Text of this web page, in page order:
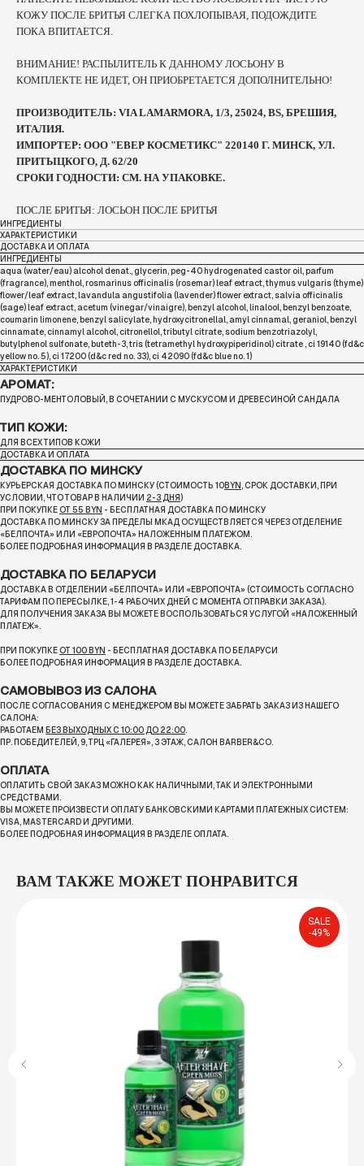
КОЖУ ПОСЛЕ БРИТЬЯ СЛЕГКА ПОХЛОПЫВАЯ, ПОДОЖДИТЕ
ПОКА ВПИТАЕТСЯ.
ВНИМАНИЕ! РАСПЫЛИТЕЛЬ К ДАННОМУ ЛОСЬОНУ В
КОМПЛЕКТЕ НЕ ИДЕТ, ОН ПРИОБРЕТАЕТСЯ ДОПОЛНИТЕЛЬНО!
ПРОИЗВОДИТЕЛЬ: VIA LAMARMORA, 1/3, 25024, BS, БРЕШИЯ,
ИТАЛИЯ.
ИМПОРТЕР: ООО "ЕВЕР КОСМЕТИКС" 220140 Г. МИНСК, УЛ.
ПРИТЫЦКОГО, Д. 62/20
СРОКИ ГОДНОСТИ: СМ. НА УПАКОВКЕ.
ПОСЛЕ БРИТЬЯ: ЛОСЬОН ПОСЛЕ БРИТЬЯ
ИНГРЕДИЕНТЫ
ХАРАКТЕРИСТИКИ
ДОСТАВКА И ОПЛАТА
ИНГРЕДИЕНТЫ
aqua (water/eau) alcohol denat., glycerin, peg-40 hydrogenated castor oil, parfum
(fragrance), menthol, rosmarinus officinalis (rosemar) leaf extract, thymus vulgaris (thyme)
flower/leaf extract, lavandula angustifolia (lavender) flower extract, salvia officinalis
(sage) leaf extract, acetum (vinegar/vinaigre), benzyl alcohol, linalool, benzyl benzoate,
coumarin limonene, benzyl salicylate, hydroxycitronellal, amyl cinnamal, geraniol, benzyl
cinnamate, cinnamyl alcohol, citronellol, tributyl citrate, sodium benzotriazolyl,
butylphenol sulfonate, buteth-3, tris (tetramethyl hydroxypiperidinol) citrate , ci 19140 (fd&c
yellow no. 5), ci 17200 (d&c red no. 33), ci 42090 (fd&c blue no. 1)
ХАРАКТЕРИСТИКИ
АРОМАТ:
ПУДРОВО-МЕНТОЛОВЫЙ, В СОЧЕТАНИИ С МУСКУСОМ И ДРЕВЕСИНОЙ САНДАЛА
ТИП КОЖИ:
ДЛЯ ВСЕХ ТИПОВ КОЖИ
ДОСТАВКА И ОПЛАТА
ДОСТАВКА ПО МИНСКУ
КУРЬЕРСКАЯ ДОСТАВКА ПО МИНСКУ (СТОИМОСТЬ 10BYN, СРОК ДОСТАВКИ, ПРИ
УСЛОВИИ, ЧТО ТОВАР В НАЛИЧИИ 2-3 ДНЯ )
ПРИ ПОКУПКЕ ОТ 55 BYN - БЕСПЛАТНАЯ ДОСТАВКА ПО МИНСКУ
ДОСТАВКА ПО МИНСКУ ЗА ПРЕДЕЛЫ МКАД ОСУЩЕСТВЛЯЕТСЯ ЧЕРЕЗ ОТДЕЛЕНИЕ
«БЕЛПОЧТА» ИЛИ «ЕВРОПОЧТА» НАЛОЖЕННЫМ ПЛАТЕЖОМ.
БОЛЕЕ ПОДРОБНАЯ ИНФОРМАЦИЯ В РАЗДЕЛЕ ДОСТАВКА.
ДОСТАВКА ПО БЕЛАРУСИ
ДОСТАВКА В ОТДЕЛЕНИИ «БЕЛПОЧТА» ИЛИ «ЕВРОПОЧТА» (СТОИМОСТЬ СОГЛАСНО
ТАРИФАМ ПО ПЕРЕСЫЛКЕ, 1-4 РАБОЧИХ ДНЕЙ С МОМЕНТА ОТПРАВКИ ЗАКАЗА).
ДЛЯ ПОЛУЧЕНИЯ ЗАКАЗА ВЫ МОЖЕТЕ ВОСПОЛЬЗОВАТЬСЯ УСЛУГОЙ «НАЛОЖЕННЫЙ
ПЛАТЕЖ».
ПРИ ПОКУПКЕ ОТ 100 BYN - БЕСПЛАТНАЯ ДОСТАВКА ПО БЕЛАРУСИ
БОЛЕЕ ПОДРОБНАЯ ИНФОРМАЦИЯ В РАЗДЕЛЕ ДОСТАВКА.
САМОВЫВОЗ ИЗ САЛОНА
ПОСЛЕ СОГЛАСОВАНИЯ С МЕНЕДЖЕРОМ ВЫ МОЖЕТЕ ЗАБРАТЬ ЗАКАЗ ИЗ НАШЕГО
САЛОНА:
РАБОТАЕМ БЕЗ ВЫХОДНЫХ С 10:00 ДО 22:00.
ПР. ПОБЕДИТЕЛЕЙ, 9, ТРЦ «ГАЛЕРЕЯ», 3 ЭТАЖ, САЛОН BARBER&CO.
ОПЛАТА
ОПЛАТИТЬ СВОЙ ЗАКАЗ МОЖНО КАК НАЛИЧНЫМИ, ТАК И ЭЛЕКТРОННЫМИ
СРЕДСТВАМИ.
ВЫ МОЖЕТЕ ПРОИЗВЕСТИ ОПЛАТУ БАНКОВСКИМИ КАРТАМИ ПЛАТЕЖНЫХ СИСТЕМ:
VISA, MASTERCARD И ДРУГИМИ.
БОЛЕЕ ПОДРОБНАЯ ИНФОРМАЦИЯ В РАЗДЕЛЕ ОПЛАТА.
ВАМ ТАКЖЕ МОЖЕТ ПОНРАВИТСЯ
SALE
-49%